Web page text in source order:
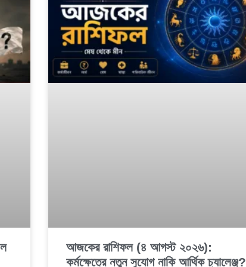
আজকের রাশিফল (৪ আগস্ট ২০২৬):
কর্মক্ষেত্রে নতুন সুযোগ নাকি আর্থিক চ্যালেঞ্জ?